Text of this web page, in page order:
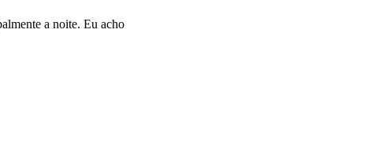
a noite. Eu acho